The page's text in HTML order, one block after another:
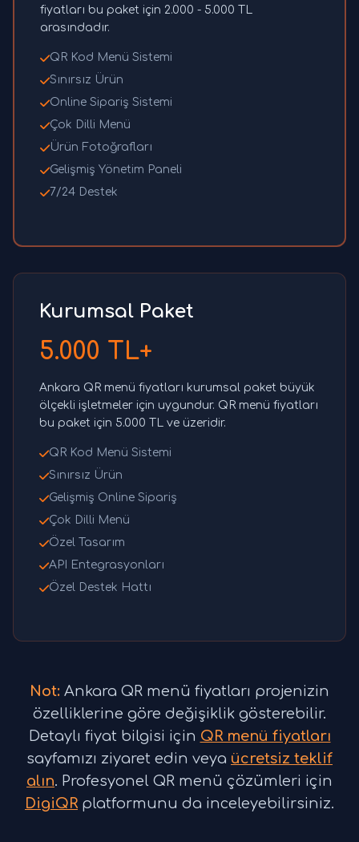
fiyatları bu paket için 2.000 - 5.000 TL
arasındadır.
QR Kod Menü Sistemi
Sınırsız Ürün
Online Sipariş Sistemi
Çok Dilli Menü
Ürün Fotoğrafları
Gelişmiş Yönetim Paneli
7/24 Destek
Kurumsal Paket
5.000 TL+
Ankara QR menü fiyatları kurumsal paket büyük
ölçekli işletmeler için uygundur. QR menü fiyatları
bu paket için 5.000 TL ve üzeridir.
QR Kod Menü Sistemi
Sınırsız Ürün
Gelişmiş Online Sipariş
Çok Dilli Menü
Özel Tasarım
API Entegrasyonları
Özel Destek Hattı
Not: Ankara QR menü fiyatları projenizin
özelliklerine göre değişiklik gösterebilir.
Detaylı fiyat bilgisi için QR menü fiyatları
sayfamızı ziyaret edin veya ücretsiz teklif
alın. Profesyonel QR menü çözümleri için
DigiQR platformunu da inceleyebilirsiniz.